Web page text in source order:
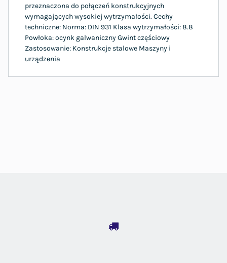
przeznaczona do połączeń konstrukcyjnych
wymagających wysokiej wytrzymałości. Cechy
techniczne: Norma: DIN 931 Klasa wytrzymałości: 8.8
Powłoka: ocynk galwaniczny Gwint częściowy
Zastosowanie: Konstrukcje stalowe Maszyny i
urządzenia